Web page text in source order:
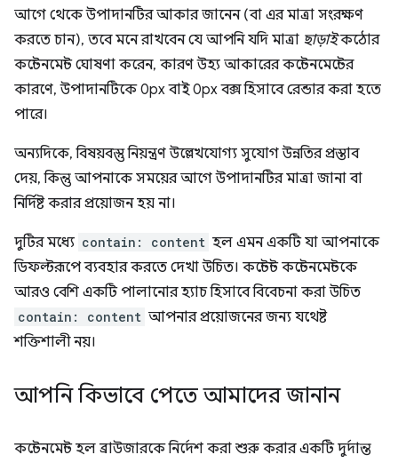
আগে থেকে উপাদানটির আকার জানেন (বা এর মাত্রা সংরক্ষণ
করতে চান), তবে মনে রাখবেন যে আপনি যদি মাত্রা ছাড়াইকঠোর
কন্টেনমেন্ট ঘোষণা করেন, কারণ উহ্য আকারের কন্টেনমেন্টের
কারণে, উপাদানটিকে 0px বাই 0px বক্স হিসাবে রেন্ডার করা হতে
পারে।
অন্যদিকে, বিষয়বস্তু নিয়ন্ত্রণ উল্লেখযোগ্য সুযোগ উন্নতির প্রস্তাব
দেয়, কিন্তু আপনাকে সময়ের আগে উপাদানটির মাত্রা জানা বা
নির্দিষ্ট করার প্রয়োজন হয় না।
দুটির মধ্যে contain: content হল এমন একটি যা আপনাকে
ডিফল্টরূপে ব্যবহার করতে দেখা উচিত। কন্টেন্ট কন্টেনমেন্টকে
আরও বেশি একটি পালানোর হ্যাচ হিসাবে বিবেচনা করা উচিত
contain: content আপনার প্রয়োজনের জন্য যথেষ্ট
শক্তিশালী নয়।
আপনি কিভাবে পেতে আমাদের জানান
কন্টেনমেন্ট হল ব্রাউজারকে নির্দেশ করা শুরু করার একটি দুর্দান্ত